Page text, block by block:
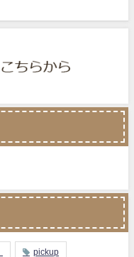
pickup